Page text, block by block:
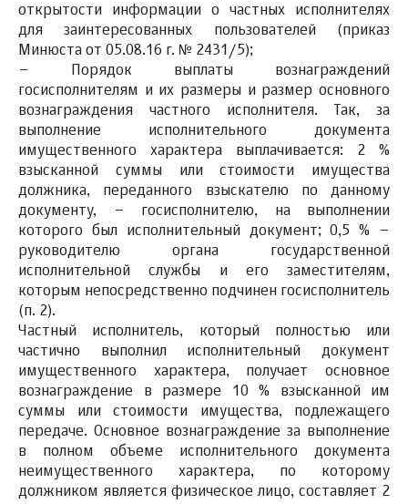
открытости информации о частных исполнителях
для заинтересованных пользователей (приказ
Минюста от 05.08.16 г. № 2431/5);
–
Порядок выплаты вознаграждений
госисполнителям и их размеры и размер основного
вознаграждения частного исполнителя. Так, за
выполнение исполнительного документа
имущественного характера выплачивается: 2 %
взысканной суммы или стоимости имущества
должника, переданного взыскателю по данному
документу, – госисполнителю, на выполнении
которого был исполнительный документ; 0,5 % –
руководителю органа государственной
исполнительной службы и его заместителям,
которым непосредственно подчинен госисполнитель
(п. 2).
Частный исполнитель, который полностью или
частично выполнил исполнительный документ
имущественного характера, получает основное
вознаграждение в размере 10 % взысканной им
суммы или стоимости имущества, подлежащего
передаче. Основное вознаграждение за выполнение
в полном объеме исполнительного документа
неимущественного характера, по которому
должником является физическое лицо, составляет 2